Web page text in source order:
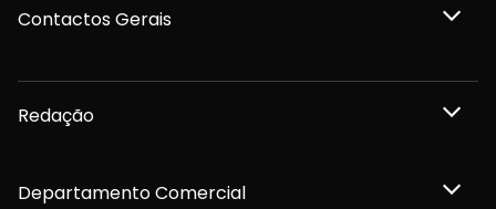
Contactos Gerais
Redação
Departamento Comercial